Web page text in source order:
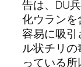
告は、DU
化ウランを
容易に吸引
ル状チリ
っている所